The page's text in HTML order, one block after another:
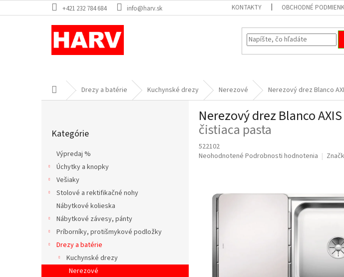
na
+421 232 784 684 info@harv.sk KONTAKTY OBCHODNÉ
DomovDrezy a batérie Kuchynské drezy Nerezové Nerezový drez Blanco
kategórie
Kategórie
Výpredaj %
Úchytky a knopky
Vešiaky
Stolové a rektifikačné nohy
Nábytkové kolieska
Nábytkové závesy, pánty
Príborníky, protišmykové podložky
Drezy a batérie
Kuchynské drezy
Nerezové
Nerezový drez Blanco
čistiaca pasta
522102
Priemerné
Neohodnotené Podrobnosti hodnotenia